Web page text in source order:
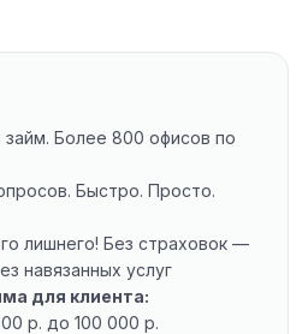
Более 800 офисов по
Быстро. Просто.
лишнего! Без страховок —
навязанных услуг
для клиента:
р. до 100 000 р.